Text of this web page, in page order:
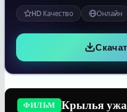
HD Качество Онлайн
ФИЛЬМ Крылья